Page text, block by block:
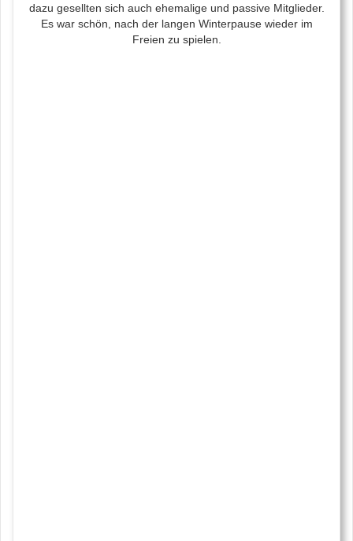
dazu gesellten sich auch ehemalige und passive Mitglieder.
Es war schön, nach der langen Winterpause wieder im
Freien zu spielen.